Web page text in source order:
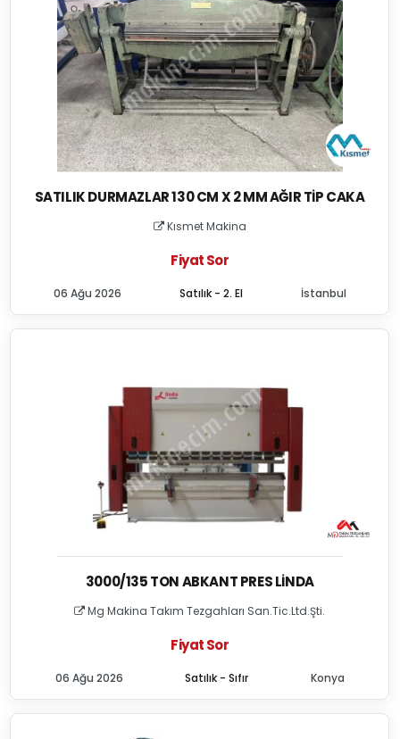
SATILIK DURMAZLAR 130 CM X 2 MM AĞIR TIP CAKA
Kısmet Makina
Fiyat Sor
Satılık - 2. El
06 Ağu 2026 İstanbul
3000/135 TON ABKANT PRES LINDA
Mg Makina Takım Tezgahları San.Tic.Ltd.Şti.
Fiyat Sor
Satılık - Sıfır
06 Ağu 2026 Konya